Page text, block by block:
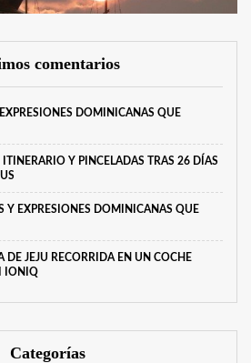
comentarios
DOMINICANAS QUE
ITINERARIO Y PINCELADAS TRAS 26 DÍAS
Y EXPRESIONES DOMINICANAS QUE
DE JEJU RECORRIDA EN UN COCHE
IONIQ
Categorías